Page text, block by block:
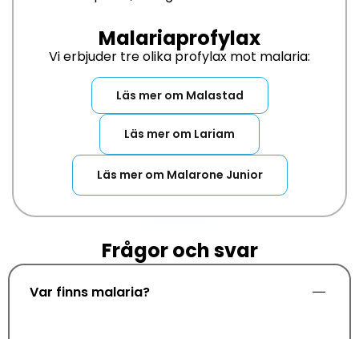
Malariaprofylax
Vi erbjuder tre olika profylax mot malaria:
Läs mer om Malastad
Läs mer om Lariam
Läs mer om Malarone Junior
Frågor och svar
Var finns malaria?